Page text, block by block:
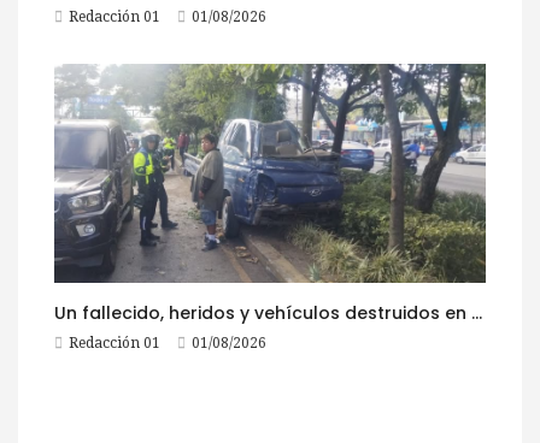
Redacción 01 01/08/2026
Un fallecido, heridos y vehículos destruidos en accidentes registrados este 1 de agosto
Redacción 01 01/08/2026